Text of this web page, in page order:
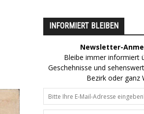
INFORMIERT BLEIBEN
Newsletter-
Bleibe immer informiert
Geschehnisse und
Bezirk oder ganz